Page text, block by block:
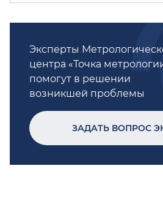
Эксперты
центра «Точка
помогут в решении
возникшей проблемы
ЗАДАТЬ ВОПРОС